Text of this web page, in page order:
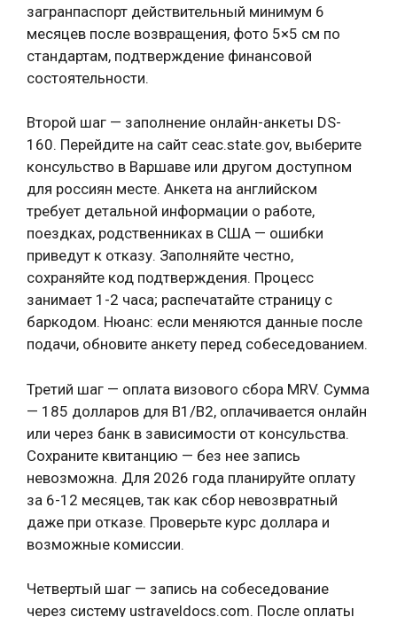
загранпаспорт действительный минимум 6
месяцев после возвращения, фото 5×5 см по
стандартам, подтверждение финансовой
состоятельности.
Второй шаг — заполнение онлайн-анкеты DS-
160. Перейдите на сайт ceac.state.gov, выберите
консульство в Варшаве или другом доступном
для россиян месте. Анкета на английском
требует детальной информации о работе,
поездках, родственниках в США — ошибки
приведут к отказу. Заполняйте честно,
сохраняйте код подтверждения. Процесс
занимает 1-2 часа; распечатайте страницу с
баркодом. Нюанс: если меняются данные после
подачи, обновите анкету перед собеседованием.
Третий шаг — оплата визового сбора MRV. Сумма
— 185 долларов для B1/B2, оплачивается онлайн
или через банк в зависимости от консульства.
Сохраните квитанцию — без нее запись
невозможна. Для 2026 года планируйте оплату
за 6-12 месяцев, так как сбор невозвратный
даже при отказе. Проверьте курс доллара и
возможные комиссии.
Четвертый шаг — запись на собеседование
через систему ustraveldocs.com. После оплаты